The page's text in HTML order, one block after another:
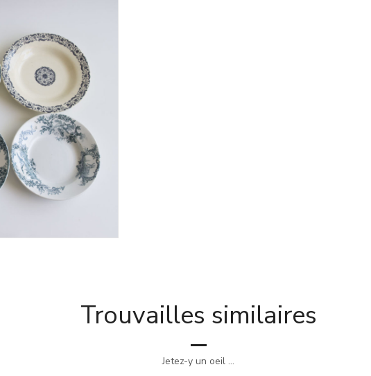
Trouvailles similaires
Jetez-y un oeil ...